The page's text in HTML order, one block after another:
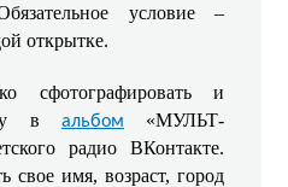
условие –
открытке.
сфотографировать и
в альбом «МУЛЬТ-
радио ВКонтакте.
свое имя, возраст, город